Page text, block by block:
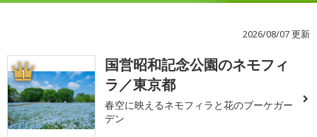
2026/08/07 更新
1
国営昭和記念公園のネモフィ
ラ／東京都
春空に映えるネモフィラと花のブーケガー
デン